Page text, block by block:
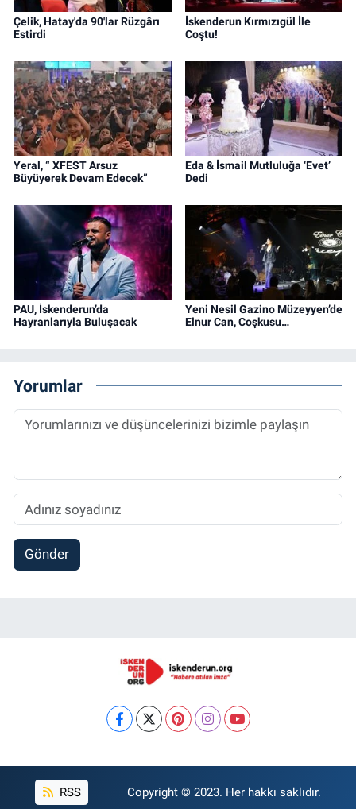
Çelik, Hatay'da 90'lar Rüzgârı
Estirdi
İskenderun Kırmızıgül İle
Coştu!
Yeral, “ XFEST Arsuz
Büyüyerek Devam Edecek”
Eda & İsmail Mutluluğa ‘Evet’
Dedi
PAU, İskenderun’da
Hayranlarıyla Buluşacak
Yeni Nesil Gazino Müzeyyen’de
Elnur Can, Coşkusu…
Yorumlar
Gönder
RSS Copyright © 2023. Her hakkı saklıdır.